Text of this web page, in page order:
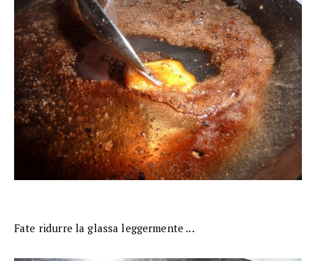
Fate ridurre la glassa leggermente ...